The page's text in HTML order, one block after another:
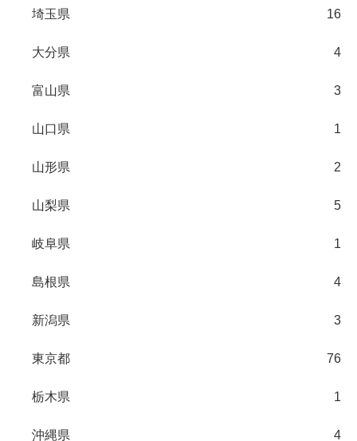
埼玉県 16
大分県 4
富山県 3
山口県 1
山形県 2
山梨県 5
岐阜県 1
島根県 4
新潟県 3
東京都 76
栃木県 1
沖縄県 4